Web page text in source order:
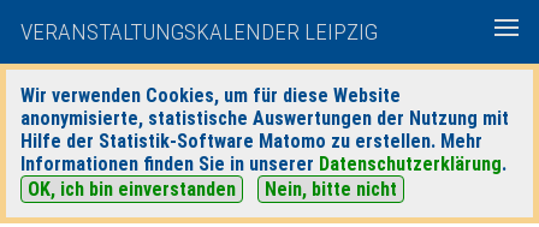
VERANSTALTUNGSKALENDER LEIPZIG
Wir verwenden Cookies, um für diese Website
anonymisierte, statistische Auswertungen der Nutzung mit
Hilfe der Statistik-Software Matomo zu erstellen. Mehr
Informationen finden Sie in unserer Datenschutzerklärung.
OK, ich bin einverstanden
Nein, bitte nicht
heute|morgen| Detaillierte Suche